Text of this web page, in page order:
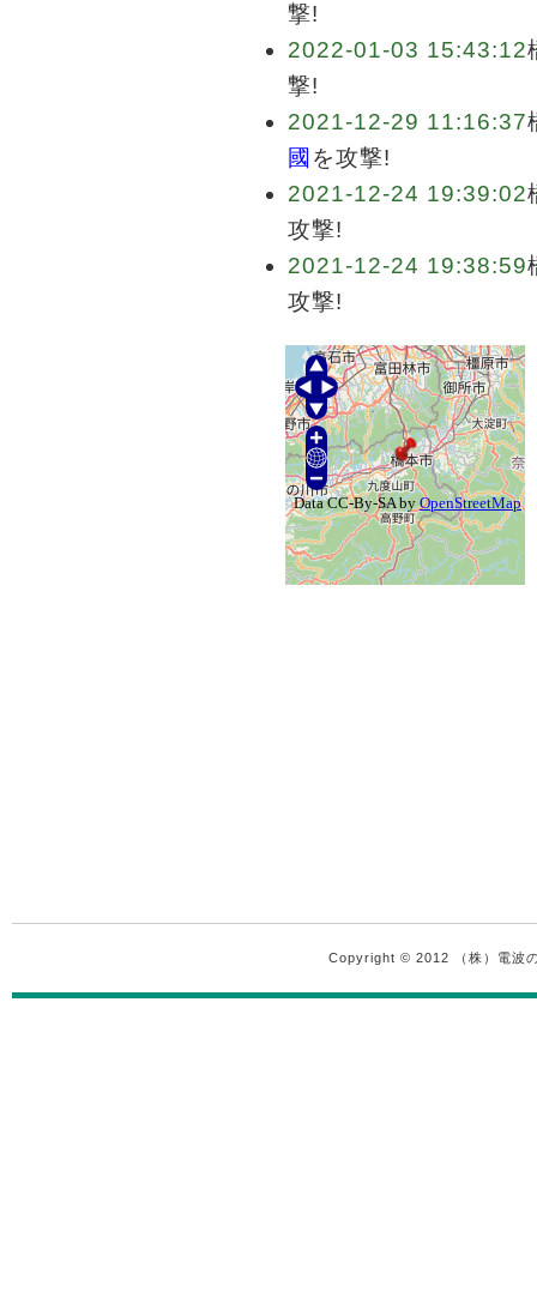
撃!
2022-01-03 15:43:12
撃!
2021-12-29 11:16:37
國 を攻撃!
2021-12-24 19:39:02
攻撃!
2021-12-24 19:38:59
攻撃!
Copyright © 2012 （株）電波